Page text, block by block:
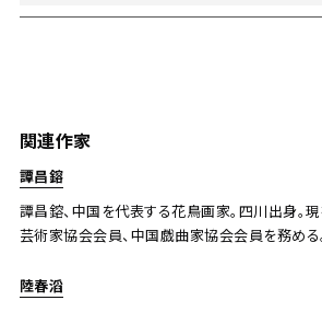
関連作家
譚昌鎔
譚昌鎔、中国を代表する花鳥画家。四川出身。現
芸術家協会会員、中国戯曲家協会会員を務める
陸春滔